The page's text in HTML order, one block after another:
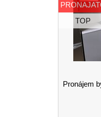
TOP
Pronájem